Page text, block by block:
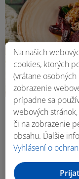
Marcel Ihnačák
Grilovaná
a cesnakovo –
45 min
Na našich
cookies, ktorých
(vrátane
zobrazenie
prípadne sa
webových
či na zobrazenie
obsahu. Ďalšie
Vyhlásení o